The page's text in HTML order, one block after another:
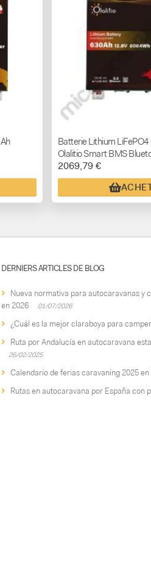
Batterie Lithium
Olalitio Smart BMS
2069,79 €
DERNIERS ARTICLES DE BLOG
Nueva normativa para autocaravanas y
en 2026
01/07/2026
¿Cuál es la mejor claraboya para
Ruta por Andalucía en autocaravana
26/02/2025
Calendario de ferias caravaning 2025 en
Rutas en autocaravana por España con